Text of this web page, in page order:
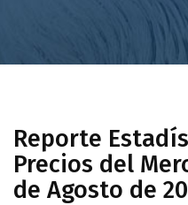
Reporte
Precios del
de Agosto de